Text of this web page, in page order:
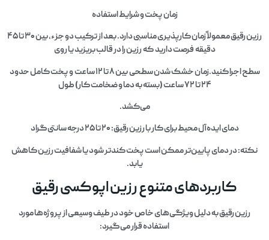
زمان پخت و شرایط استفاده
رزین رقیق معمولاً زمان کارپذیری مناسبی دارد. بعد از ترکیب دو جزء، بین ۳۰ تا ۴۵
دقیقه فرصت دارید که رزین را در قالب بریزید یا روی
سطح اجرا کنید.زمان خشک شدن سطحی بین ۸ تا ۱۲ ساعت و پخت کامل حدود
۲۴ تا ۷۲ ساعت (بسته به دما و ضخامت کار) طول
می‌کشد.
دمای ایده‌آل محیط برای کار با رزین رقیق: ۲۰ تا ۲۵ درجه سانتی‌گراد
نکته: در دمای پایین‌تر ممکن است پخت کندتر شود یا شفافیت رزین کاهش
یابد.
کاربردهای متنوع رزین اپوکسی رقیق
رزین رقیق به دلیل ویژگی‌های خاص خود در طیف وسیعی از پروژه‌ها مورد
استفاده قرار می‌گیرد: